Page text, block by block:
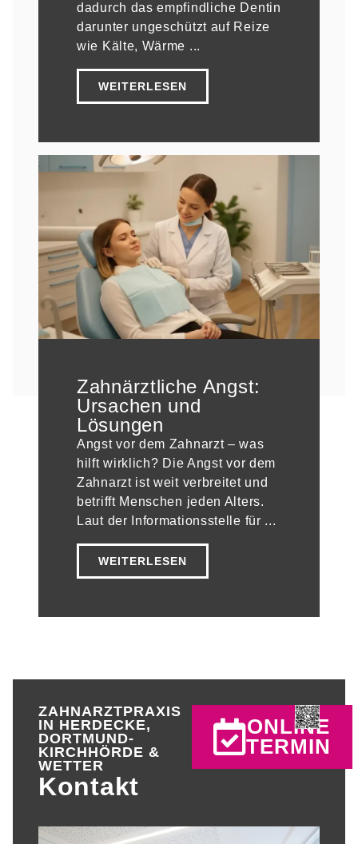
dadurch das empfindliche Dentin
darunter ungeschützt auf Reize
wie Kälte, Wärme ...
WEITERLESEN
Zahnärztliche Angst:
Ursachen und
Lösungen
Angst vor dem Zahnarzt – was
hilft wirklich? Die Angst vor dem
Zahnarzt ist weit verbreitet und
betrifft Menschen jeden Alters.
Laut der Informationsstelle für ...
WEITERLESEN
ZAHNARZTPRAXIS
IN HERDECKE,
DORTMUND-
KIRCHHÖRDE &
WETTER
Kontakt
ONLINE
TERMIN